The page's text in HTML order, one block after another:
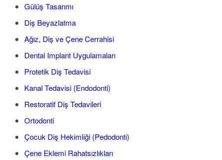
Gülüş Tasarımı
Diş Beyazlatma
Ağız, Diş ve Çene Cerrahisi
Dental Implant Uygulamaları
Protetik Diş Tedavisi
Kanal Tedavisi (Endodonti)
Restoratif Diş Tedavileri
Ortodonti
Çocuk Diş Hekimliği (Pedodonti)
Çene Eklemi Rahatsızlıkları